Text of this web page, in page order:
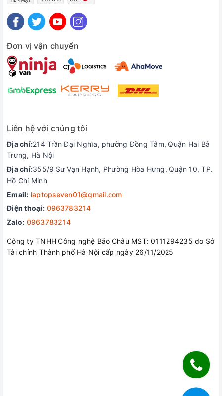
Đơn vị vận chuyển
Liên hệ với chúng tôi
Địa chỉ:214 Trần Đại Nghĩa, phường Đồng Tâm, Quận Hai Bà
Trưng, Hà Nội
Địa chỉ:355/9 Sư Vạn Hạnh, Phường Hòa Hưng, Quận 10, TP.
Hồ Chí Minh
Email: laptopseven01@gmail.com
Điện thoại: 0963783214
Zalo: 0963783214
Công ty TNHH Công nghệ Bảo Châu MST: 0111294235 do Sở
Tài chính Thành phố Hà Nội cấp ngày 26/11/2025